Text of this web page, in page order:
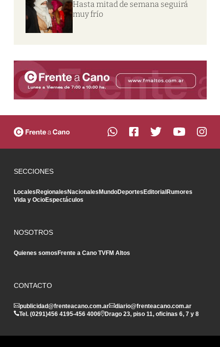
Hasta mitad de semana seguirá
muy frío
SECCIONES
LocalesRegionalesNacionalesMundoDeportesEditorialRumores
Vida y OcioEspectáculos
NOSOTROS
Quienes somosFrente a Cano TVFM Altos
CONTACTO
publicidad@frenteacano.com.ar
diario@frenteacano.com.ar
Tel. (0291)456 4195-456 4006 Drago 23, piso 11, oficinas 6, 7 y 8